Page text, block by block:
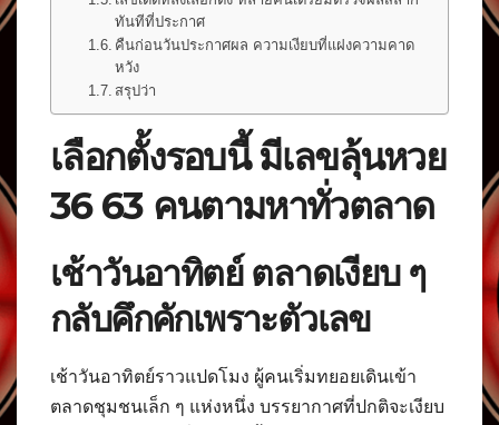
ทันทีที่ประกาศ
คืนก่อนวันประกาศผล ความเงียบที่แฝงความคาด
หวัง
สรุปว่า
เลือกตั้งรอบนี้ มีเลขลุ้นหวย
36 63 คนตามหาทั่วตลาด
เช้าวันอาทิตย์ ตลาดเงียบ ๆ
กลับคึกคักเพราะตัวเลข
เช้าวันอาทิตย์ราวแปดโมง ผู้คนเริ่มทยอยเดินเข้า
ตลาดชุมชนเล็ก ๆ แห่งหนึ่ง บรรยากาศที่ปกติจะเงียบ